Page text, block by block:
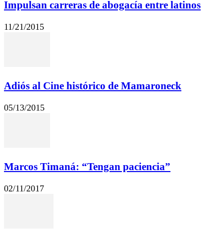
Impulsan carreras de abogacía entre latinos
11/21/2015
Adiós al Cine histórico de Mamaroneck
05/13/2015
Marcos Timaná: “Tengan paciencia”
02/11/2017